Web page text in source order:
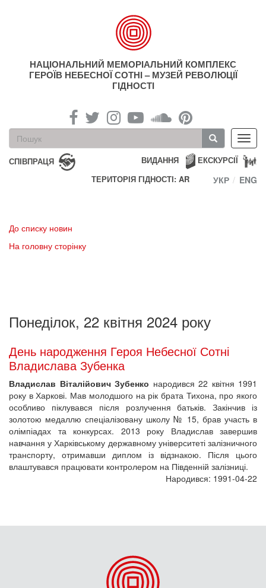
НАЦІОНАЛЬНИЙ МЕМОРІАЛЬНИЙ КОМПЛЕКС
ГЕРОЇВ НЕБЕСНОЇ СОТНІ – МУЗЕЙ РЕВОЛЮЦІЇ
ГІДНОСТІ
Пошукова
форма
Пошук
СПІВПРАЦЯ ЕКСКУРСІЇ
ВИДАННЯ
ТЕРИТОРІЯ ГІДНОСТІ: AR
УКР ENG
До списку новин
На головну сторінку
Понеділок, 22 квітня 2024 року
День народження Героя Небесної Сотні
Владислава Зубенка
Владислав Віталійович Зубенко народився 22 квітня 1991
року в Харкові. Мав молодшого на рік брата Тихона, про якого
особливо піклувався після розлучення батьків. Закінчив із
золотою медаллю спеціалізовану школу № 15, брав участь в
олімпіадах та конкурсах. 2013 року Владислав завершив
навчання у Харківському державному університеті залізничного
транспорту, отримавши диплом із відзнакою. Після цього
влаштувався працювати контролером на Південній залізниці.
Народився: 1991-04-22